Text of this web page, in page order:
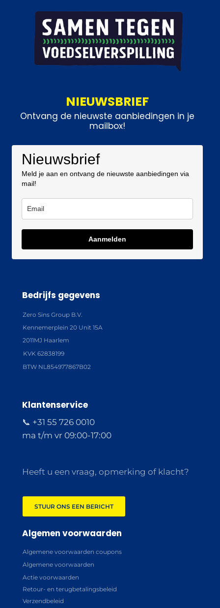
NIEUWSBRIEF
Ontvang de nieuwste aanbiedingen in je
mailbox!
Nieuwsbrief
Meld je aan en ontvang de nieuwste aanbiedingen via
mail!
Aanmelden
Bedrijfs gegevens
Zero Sins Group B.V.
Kennemerplein 20 Unit 15A
2011MJ Haarlem
KVK 62838199
BTW NL854977867B02
Klantenservice
📞 +31 55 726 0010
ma t/m vr 09:00-17:00
Heeft u een vraag, opmerking of klacht?
STUUR ONS EEN BERICHT
Algemen voorwaarden
Algemene voorwaarden coupons
Algemene voorwaarden
Actie voorwaarden
Retour- en terugbetalingsbeleid
Verzendbeleid